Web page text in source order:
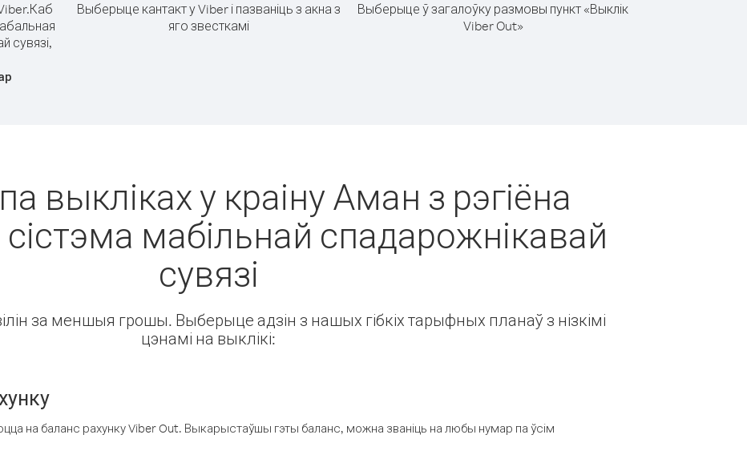
Каб
сувязі,
Выберыце кантакт у Viber і пазваніць з акна з
яго звесткамі
Выберыце ў загалоўку размовы пункт «Выклік
Viber Out»
выкліках у краіну Аман з рэгіёна
мабільнай спадарожнікавай
сувязі
за меншыя грошы. Выберыце адзін з нашых гібкіх тарыфных планаў з нізкімі
цэнамі на выклікі:
на баланс рахунку Viber Out. Выкарыстаўшы гэты баланс, можна званіць на любы нумар па ўсім